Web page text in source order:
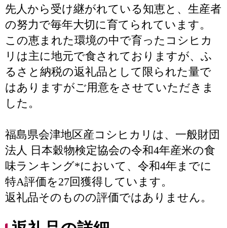
先人から受け継がれている知恵と、生産者
の努力で毎年大切に育てられています。
この恵まれた環境の中で育ったコシヒカ
リは主に地元で食されておりますが、ふ
るさと納税の返礼品として限られた量で
はありますがご用意をさせていただきま
した。
福島県会津地区産コシヒカリは、一般財団
法人 日本穀物検定協会の令和4年産米の食
味ランキング*において、令和4年までに
特A評価を27回獲得しています。
返礼品そのものの評価ではありません。